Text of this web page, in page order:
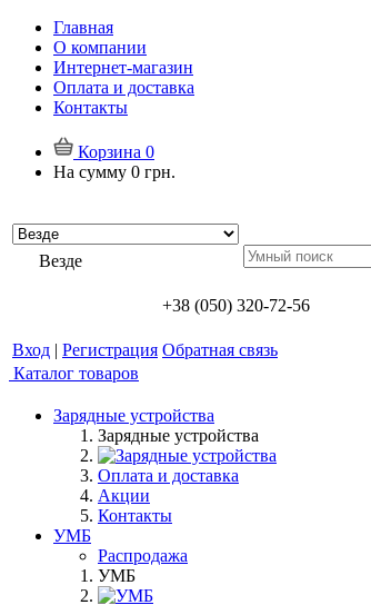
Главная
О компании
Интернет-магазин
Оплата и доставка
Контакты
Корзина 0
На сумму 0 грн.
Везде
+38 (050) 320-72-56
Вход | Регистрация Обратная связь
Каталог товаров
Зарядные устройства
Зарядные устройства
Оплата и доставка
Акции
Контакты
УМБ
Распродажа
УМБ